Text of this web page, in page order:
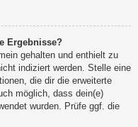
Ergebnisse?
gehalten und enthielt zu
indiziert werden. Stelle eine
die dir die erweiterte
möglich, dass dein(e)
wurden. Prüfe ggf. die